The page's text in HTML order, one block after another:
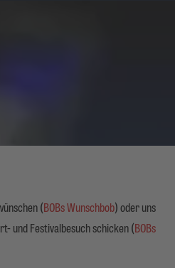
(BOBs Wunschbob) oder uns
und Festivalbesuch schicken (BOBs